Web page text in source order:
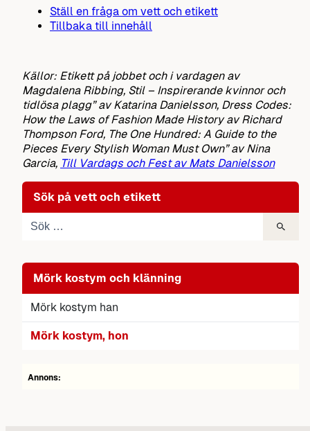
Sök på vett och etikett
Mörk kostym och klänning
Mörk kostym han
Mörk kostym, hon
Annons:
Ställ en fråga om vett och etikett
Tillbaka till innehåll
Källor: Etikett på jobbet och i vardagen av
Magdalena Ribbing, Stil – Inspirerande kvinnor och
tidlösa plagg” av Katarina Danielsson, Dress Codes:
How the Laws of Fashion Made History av Richard
Thompson Ford, The One Hundred: A Guide to the
Pieces Every Stylish Woman Must Own” av Nina
Garcia, Till Vardags och Fest av Mats Danielsson